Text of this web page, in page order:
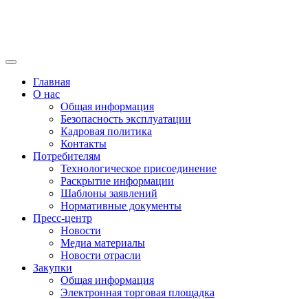
Главная
О нас
Общая информация
Безопасность эксплуатации
Кадровая политика
Контакты
Потребителям
Технологическое присоединение
Раскрытие информации
Шаблоны заявлений
Нормативные документы
Пресс-центр
Новости
Медиа материалы
Новости отрасли
Закупки
Общая информация
Электронная торговая площадка